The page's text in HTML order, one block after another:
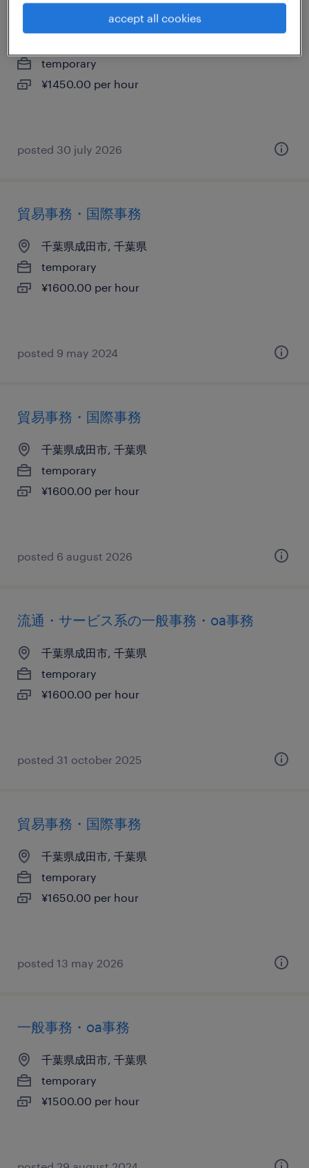
一般事務・oa事務
temporary
¥1450.00 per hour
posted 30 july 2026
貿易事務・国際事務
千葉県成田市, 千葉県
temporary
¥1600.00 per hour
posted 9 may 2024
貿易事務・国際事務
千葉県成田市, 千葉県
temporary
¥1600.00 per hour
posted 6 august 2026
流通・サービス系の一般事務・oa事務
千葉県成田市, 千葉県
temporary
¥1600.00 per hour
posted 31 october 2025
貿易事務・国際事務
千葉県成田市, 千葉県
temporary
¥1650.00 per hour
posted 13 may 2026
一般事務・oa事務
千葉県成田市, 千葉県
temporary
¥1500.00 per hour
accept all cookies